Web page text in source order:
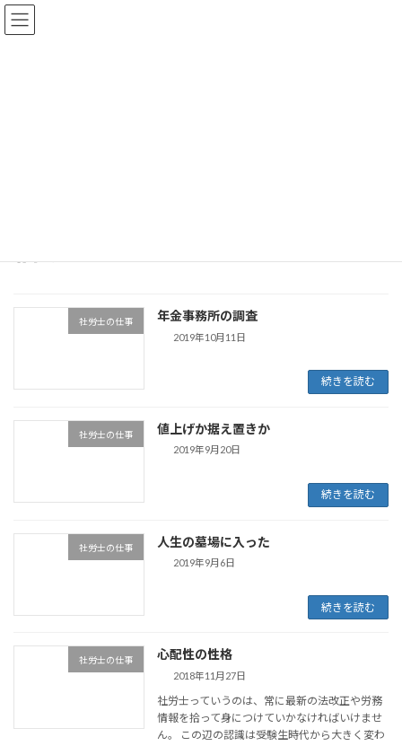
コ
ン
ナ
ビ
社労士の仕事 年金事務所の調査
2019年10月11日
続きを読む
社労士の仕事 値上げか据え置きか
2019年9月20日
続きを読む
社労士の仕事 人生の墓場に入った
2019年9月6日
続きを読む
社労士の仕事 心配性の性格
2018年11月27日
社労士っていうのは、常に最新の法改正や労務
情報を拾って身につけていかなければいけませ
ん。 この辺の認識は受験生時代から大きく変わ